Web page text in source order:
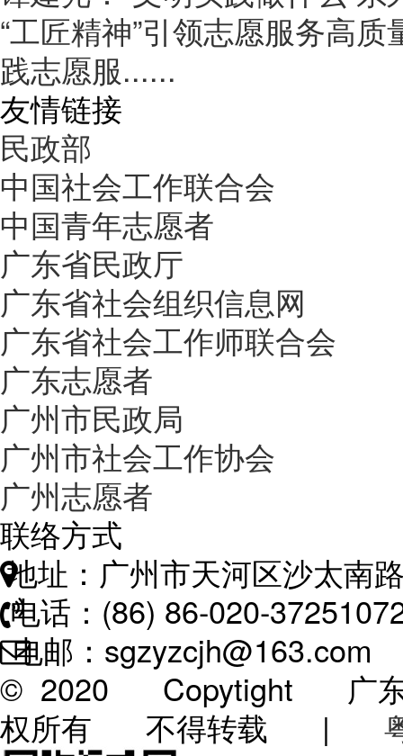
“工匠精神”引领志愿服务高
践志愿服......
友情链接
民政部
中国社会工作联合会
中国青年志愿者
广东省民政厅
广东省社会组织信息网
广东省社会工作师联合会
广东志愿者
广州市民政局
广州市社会工作协会
广州志愿者
联络方式
地址：广州市天河区沙太南
电话：(86) 86-020-
电邮：sgzyzcjh@163.com
© 2020 Copytight 广东
权所有 不得转载 |